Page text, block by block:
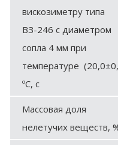
вискозиметру типа
ВЗ-246 с диаметром
сопла 4 мм при
температуре
ºС, с
Массовая доля
нелетучих веществ,